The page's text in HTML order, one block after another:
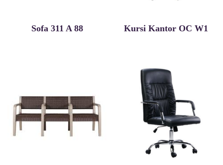
Sofa 311 A 88 Kursi Kantor OC W1